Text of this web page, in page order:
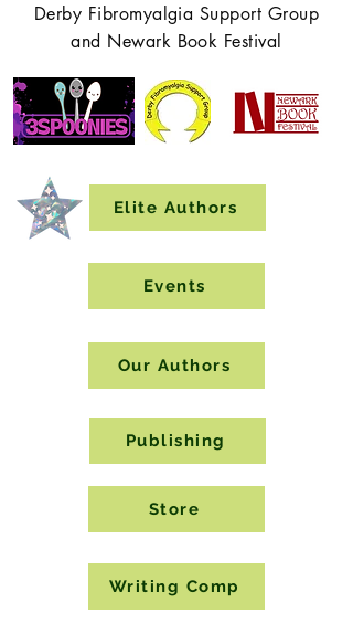
Derby Fibromyalgia Support Group
and Newark Book Festival
Elite Authors
Events
Our Authors
Publishing
Store
Writing Comp